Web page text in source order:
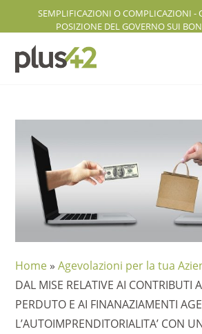
contenuto
SEMPLIFICAZIONI O COMPLICAZIONI -
POSIZIONE DEL GOVERNO SUI
Home »Agevolazioni per la tua
DAL MISE RELATIVE AI CONTRIBUTI
PERDUTO E AI FINANAZIAMENTI
L’AUTOIMPRENDITORIALITA’ CON